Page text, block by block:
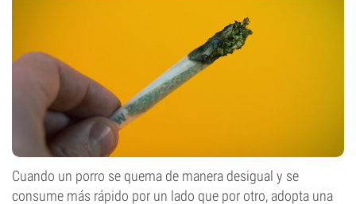
Cuando un porro se quema de manera desigual y se
consume más rápido por un lado que por otro, adopta una